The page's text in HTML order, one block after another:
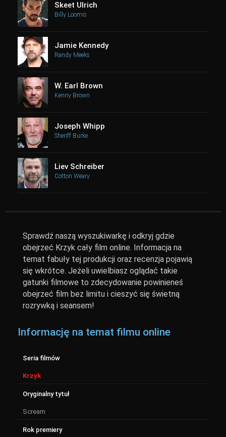
Skeet Ulrich
Billy Loomis
Jamie Kennedy
Randy Meeks
W. Earl Brown
Kenny Brown
Joseph Whipp
Sheriff Burke
Liev Schreiber
Cotton Weary
Sprawdź naszą wyszukiwarkę i odkryj gdzie
obejrzeć Krzyk cały film online. Informacja na
temat fabuły tej produkcji oraz recenzja pojawią
się wkrótce. Jeżeli uwielbiasz oglądać takie
gatunki filmowe to zdecydowanie powinieneś
obejrzeć film bez limitu i cieszyć się świetną
rozrywką i seansem!
Informację na temat filmu online
Seria filmów
Krzyk
Oryginalny tytuł
Scream
Rok premiery